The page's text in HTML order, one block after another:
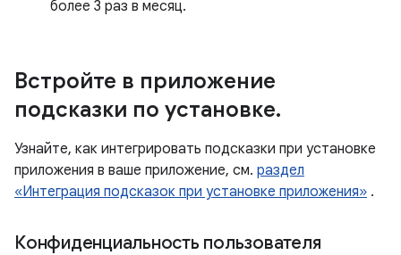
более 3 раз в месяц.
Встройте в приложение
подсказки по установке.
Узнайте, как интегрировать подсказки при установке
приложения в ваше приложение, см. раздел
«Интеграция подсказок при установке приложения» .
Конфиденциальность пользователя